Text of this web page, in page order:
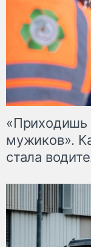
«Приходишь
мужиков».
стала